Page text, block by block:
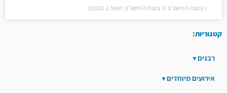
ו׳ בטבת ה׳תשע״ב (ו׳ בטבת ה׳תשע״ב (ינואר 1, 2012))
קטגוריות:
רבנים
אירועים מיוחדים